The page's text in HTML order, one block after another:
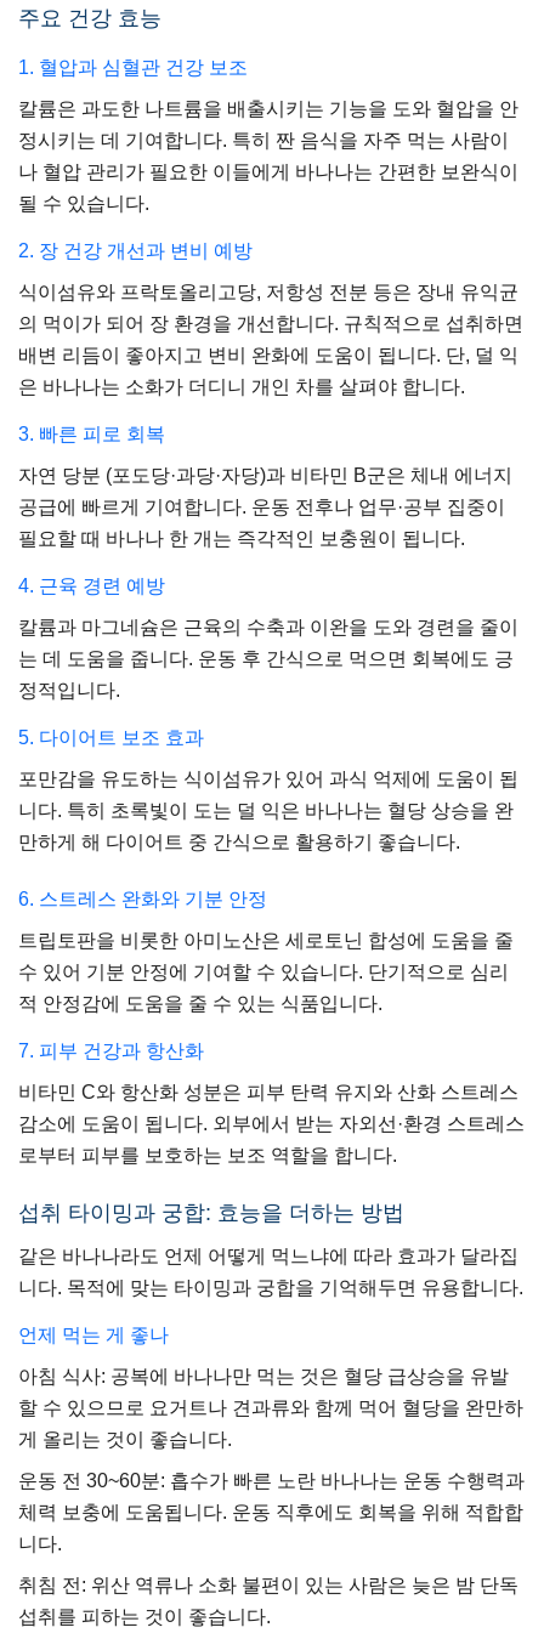
주요 건강 효능
1. 혈압과 심혈관 건강 보조
칼륨은 과도한 나트륨을 배출시키는 기능을 도와 혈압을 안
정시키는 데 기여합니다. 특히 짠 음식을 자주 먹는 사람이
나 혈압 관리가 필요한 이들에게 바나나는 간편한 보완식이
될 수 있습니다.
2. 장 건강 개선과 변비 예방
식이섬유와 프락토올리고당, 저항성 전분 등은 장내 유익균
의 먹이가 되어 장 환경을 개선합니다. 규칙적으로 섭취하면
배변 리듬이 좋아지고 변비 완화에 도움이 됩니다. 단, 덜 익
은 바나나는 소화가 더디니 개인 차를 살펴야 합니다.
3. 빠른 피로 회복
자연 당분 (포도당·과당·자당)과 비타민 B군은 체내 에너지
공급에 빠르게 기여합니다. 운동 전후나 업무·공부 집중이
필요할 때 바나나 한 개는 즉각적인 보충원이 됩니다.
4. 근육 경련 예방
칼륨과 마그네슘은 근육의 수축과 이완을 도와 경련을 줄이
는 데 도움을 줍니다. 운동 후 간식으로 먹으면 회복에도 긍
정적입니다.
5. 다이어트 보조 효과
포만감을 유도하는 식이섬유가 있어 과식 억제에 도움이 됩
니다. 특히 초록빛이 도는 덜 익은 바나나는 혈당 상승을 완
만하게 해 다이어트 중 간식으로 활용하기 좋습니다.
6. 스트레스 완화와 기분 안정
트립토판을 비롯한 아미노산은 세로토닌 합성에 도움을 줄
수 있어 기분 안정에 기여할 수 있습니다. 단기적으로 심리
적 안정감에 도움을 줄 수 있는 식품입니다.
7. 피부 건강과 항산화
비타민 C와 항산화 성분은 피부 탄력 유지와 산화 스트레스
감소에 도움이 됩니다. 외부에서 받는 자외선·환경 스트레스
로부터 피부를 보호하는 보조 역할을 합니다.
섭취 타이밍과 궁합: 효능을 더하는 방법
같은 바나나라도 언제 어떻게 먹느냐에 따라 효과가 달라집
니다. 목적에 맞는 타이밍과 궁합을 기억해두면 유용합니다.
언제 먹는 게 좋나
아침 식사: 공복에 바나나만 먹는 것은 혈당 급상승을 유발
할 수 있으므로 요거트나 견과류와 함께 먹어 혈당을 완만하
게 올리는 것이 좋습니다.
운동 전 30~60분: 흡수가 빠른 노란 바나나는 운동 수행력과
체력 보충에 도움됩니다. 운동 직후에도 회복을 위해 적합합
니다.
취침 전: 위산 역류나 소화 불편이 있는 사람은 늦은 밤 단독
섭취를 피하는 것이 좋습니다.